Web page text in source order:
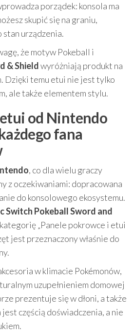
porządek: konsola ma
skupić się na graniu,
stan urządzenia.
że motyw Pokeball i
& Shieldwyróżniają produkt na
Dzięki temu etui nie jest tylko
ale także elementem stylu.
od Nintendo
fana
, co dla wielu graczy
z oczekiwaniami: dopracowana
do konsolowego ekosystemu.
Switch Pokeball Sword and
„Panele pokrowce i etui
jest przeznaczony właśnie do
w klimacie Pokémonów,
uzupełnieniem domowej
prezentuje się w dłoni, a także
częścią doświadczenia, a nie